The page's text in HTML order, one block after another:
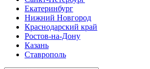
Екатеринбург
Нижний Новгород
Краснодарский край
Ростов-на-Дону
Казань
Ставрополь